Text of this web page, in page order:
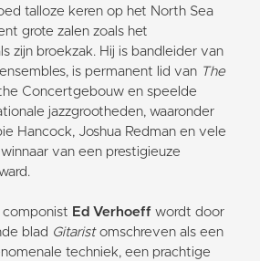
talloze keren op het North Sea
grote zalen zoals het
zijn broekzak. Hij is bandleider van
is permanent lid van The
Concertgebouw en speelde
jazzgrootheden, waaronder
Hancock, Joshua Redman en vele
van een prestigieuze
componist Ed Verhoeff wordt door
blad Gitaristomschreven als een
techniek, een prachtige